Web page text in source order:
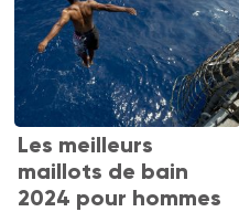
Les meilleurs
maillots de bain
2024 pour hommes